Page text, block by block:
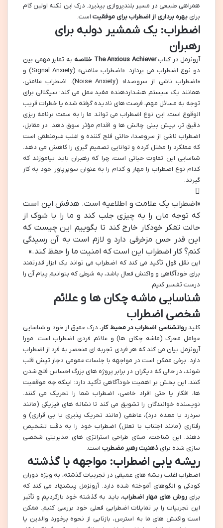
همراهی طبیعی در مسیر بلندپروازی بپذیرد. درک این نکته اولین گام
برای بهره برداری از اضطراب برای موفقیت است.
اضطراب: یک شمشیر دولبه برای
رهبران
آرونزمل در کتابThe Anxious Achiever خلاصه
به تمایز مهمی بین
دو نوع اضطراب می پردازد: «اضطراب علامتی» (Signal Anxiety) و
«اضطراب ناشی از سروصدا» (Noise Anxiety). اضطراب علامتی،
همانند یک سیستم هشداردهنده مفید عمل می کند؛ سیگنالی برای
توجه به مسائل مهم، فرصت های نادیده گرفته شده یا خطرات قریب
الوقوع است. این نوع اضطراب می تواند ما را به سمت برنامه ریزی
دقیق تر، پیش بینی چالش ها و اقدام مؤثر سوق دهد. در مقابل،
اضطراب ناشی از سروصدا، حالتی فلج کننده و اغلب غیرمنطقی است
که عملکرد را مختل کرده و توانایی تصمیم گیری را کاهش می دهد.
شناسایی این تفاوت حیاتی است، چرا که رهبران باید بیاموزند که
کدام نوع اضطراب را مهار و کدام را به عنوان سوپرپاور خود به کار
گیرند.
«اضطراب یک علامت و اطلاعیه است. هدفش این است
که توجه مان را به چیزی جلب کند و ما را با شوک از
حالت تفکر خودکار خارج کند تا بگوییم این چیست که
این قدر حس مزخرفی دارد و لازم است به آن رسیدگی
کنم؟ کار اضطراب این است که امنیت ما را حفظ کند.»
این نقل قول تأکید می کند که اضطراب می تواند یک ابزار قدرتمند
برای خودآگاهی و واکنش فعال باشد، به شرطی که بتوانیم پیام آن را
درست تفسیر کنیم.
شناسایی ماشه چکان ها و علائم
شخصی اضطراب
کلیدروانشناسی اضطراب در محیط کار، درک عمیق از خود و شناسایی
عوامل محرک (ماشه چکان ها) و علائم فردی اضطراب است. مورا
آرونزمل بیان می کند که هر فردی تجربه ای منحصر به فرد از اضطراب
دارد. برخی ممکن است در مواجهه با جلسات عمومی دچار تپش قلب
شوند، در حالی که دیگران در برابر پروژه های بزرگ احساس فلج شدن
کنند. این بخش بر اهمیت خودآگاهی تأکید دارد: اینکه چه موقعیت
ها، افکار یا حتی افراد خاصی، اضطراب شما را تحریک می کنند.
نویسنده خوانندگان را تشویق می کند تا نشانه های فیزیکی (مانند
سردرد یا معده درد)، عاطفی (مانند تحریک پذیری یا بی قراری) و
رفتاری (مانند اجتناب یا تعلل) اضطراب خود را به دقت تشخیص
دهند. این شناخت، مبنای طراحی استراتژی های مدیریتی شخصی
سازی شده برای ذهنیت رهبر مضطرب است.
ریشه یابی اضطراب: مواجهه با گذشته
اضطراب اغلب ریشه های عمیقی در تجربیات گذشته، به ویژه دوران
کودکی و الگوهای آموخته شده دارد. آرونزمل پیشنهاد می کند که
برایروش های مهار اضطراب، باید به گذشته خود بازگردیم و تأثیر
این تجربیات را بر تمایلات اضطرابی فعلی خود بررسی کنیم. ممکن
است واکنش های ما به استرس، بازتابی از نحوه برخورد والدین یا